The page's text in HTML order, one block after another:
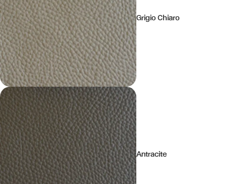
Grigio Chiaro
Antracite